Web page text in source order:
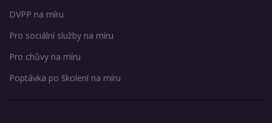
DVPP na míru
Pro sociální služby na míru
Pro chůvy na míru
Poptávka po školení na míru